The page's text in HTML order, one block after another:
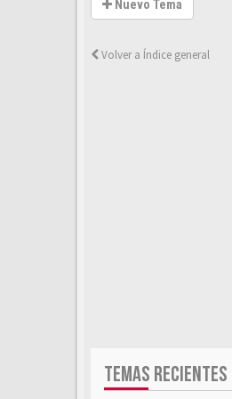
Nuevo Tema
Volver a Índice general
TEMAS RECIENTES